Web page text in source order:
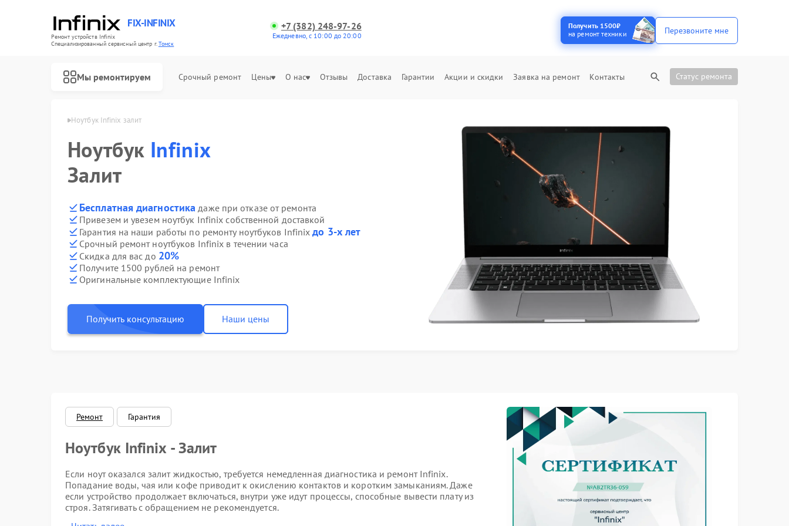
FIX-INFINIX
Ремонт устройств Infinix
Специализированный cервисный центр г.Томск
+7 (382) 248-97-26
Ежедневно, с 10:00 до 20:00
Получить 1500₽
на ремонт техники
Перезвоните мне
Мы ремонтируем Срочный ремонт Цены О нас Отзывы Доставка Гарантии Акции и скидки Заявка на ремонт Контакты Статус ремонта
Infinix в Томске Ноутбук Infinix залит
Ноутбук Infinix
Залит
Бесплатная диагностика даже при отказе от ремонта
Привезем и увезем ноутбук Infinix собственной доставкой
Гарантия на наши работы по ремонту ноутбуков Infinixдо 3-х лет
Срочный ремонт ноутбуков Infinix в течении часа
Скидка для вас до 20%
Получите 1500 рублей на ремонт
Оригинальные комплектующие Infinix
Получить консультацию Наши цены
Ремонт Гарантия
Ноутбук Infinix - Залит
Если ноут оказался залит жидкостью, требуется немедленная диагностика и ремонт Infinix.
Попадание воды, чая или кофе приводит к окислению контактов и коротким замыканиям. Даже
если устройство продолжает включаться, внутри уже идут процессы, способные вывести плату из
строя. Затягивать с обращением не рекомендуется.